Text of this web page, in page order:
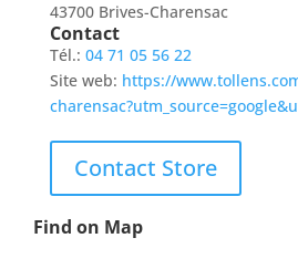
43700 Brives-Charensac
Contact
Tél.: 04 71 05 56 22
Site web: https://
Contact Store
Find on Map